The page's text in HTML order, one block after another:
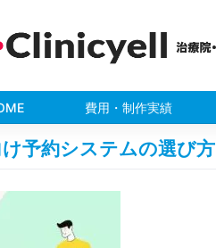
費用・制作実績
予約システムの選び方